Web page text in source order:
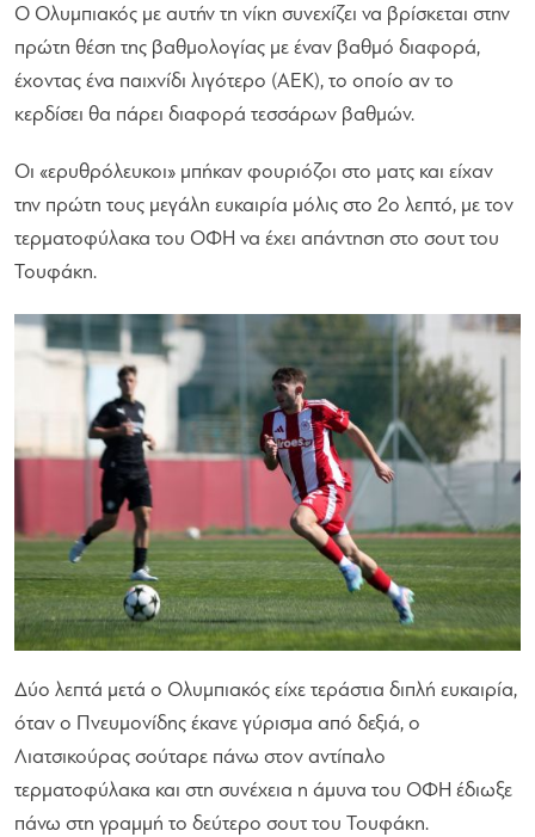
Ο Ολυμπιακός με αυτήν τη νίκη συνεχίζει να βρίσκεται στην
πρώτη θέση της βαθμολογίας με έναν βαθμό διαφορά,
έχοντας ένα παιχνίδι λιγότερο (ΑΕΚ), το οποίο αν το
κερδίσει θα πάρει διαφορά τεσσάρων βαθμών.
Οι «ερυθρόλευκοι» μπήκαν φουριόζοι στο ματς και είχαν
την πρώτη τους μεγάλη ευκαιρία μόλις στο 2ο λεπτό, με τον
τερματοφύλακα του ΟΦΗ να έχει απάντηση στο σουτ του
Τουφάκη.
Δύο λεπτά μετά ο Ολυμπιακός είχε τεράστια διπλή ευκαιρία,
όταν ο Πνευμονίδης έκανε γύρισμα από δεξιά, ο
Λιατσικούρας σούταρε πάνω στον αντίπαλο
τερματοφύλακα και στη συνέχεια η άμυνα του ΟΦΗ έδιωξε
πάνω στη γραμμή το δεύτερο σουτ του Τουφάκη.